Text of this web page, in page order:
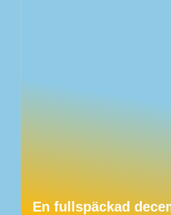
En fullspäckad